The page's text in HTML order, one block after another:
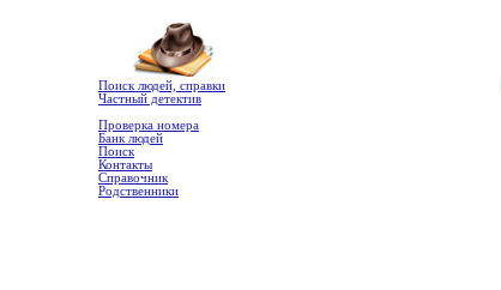
Поиск людей, справки
Частный детектив
Проверка номера
Банк людей
Поиск
Контакты
Справочник
Родственники